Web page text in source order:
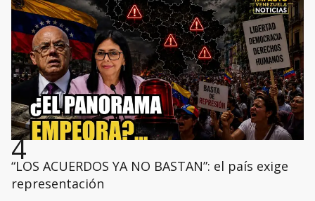
4
“LOS ACUERDOS YA NO BASTAN”: el país exige
representación